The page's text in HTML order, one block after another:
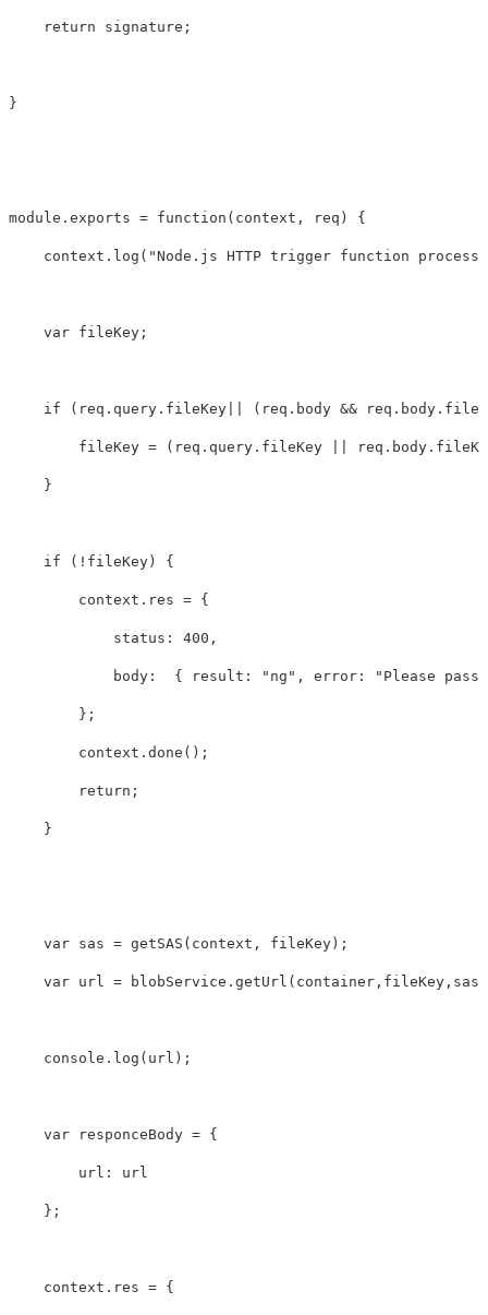
return signature ;
}
module . exports = function ( context , req ) {
context . log ( "Node.js HTTP trigger function
var fileKey ;
if ( req . query . fileKey ( req . body && req . body .
fileKey = ( req . query . fileKey req . body .
}
if ( ! fileKey ) {
context . res = {
status : 400 ,
body : { result : " ng " , error : " Please
};
context . done ();
return ;
}
var sas = getSAS ( context , fileKey );
var url = blobService . getUrl ( container , fileKey , sas
console . log ( url );
var responceBody = {
url : url
};
context . res = {